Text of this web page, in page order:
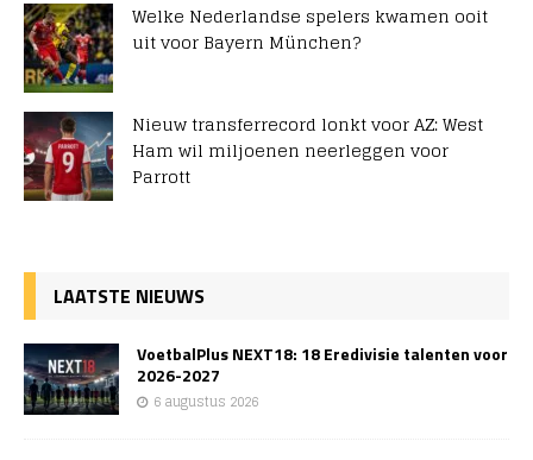
Welke Nederlandse spelers kwamen ooit
uit voor Bayern München?
Nieuw transferrecord lonkt voor AZ: West
Ham wil miljoenen neerleggen voor
Parrott
LAATSTE NIEUWS
VoetbalPlus NEXT18: 18 Eredivisie talenten voor
2026-2027
6 augustus 2026